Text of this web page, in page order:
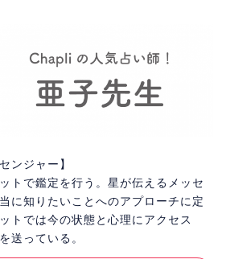
ンジャー】
トで鑑定を行う。星が伝えるメッセ
に知りたいことへのアプローチに定
トでは今の状態と心理にアクセス
送っている。